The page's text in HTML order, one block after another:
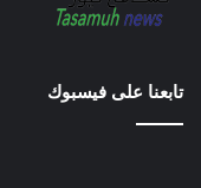
تابعنا على فيسبوك